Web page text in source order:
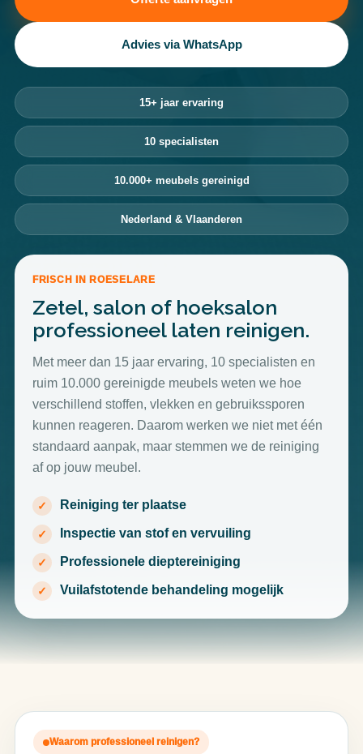
Advies via WhatsApp
15+ jaar ervaring
10 specialisten
10.000+ meubels gereinigd
Nederland & Vlaanderen
FRISCH IN ROESELARE
Zetel, salon of hoeksalon
professioneel laten reinigen.
Met meer dan 15 jaar ervaring, 10 specialisten en
ruim 10.000 gereinigde meubels weten we hoe
verschillend stoffen, vlekken en gebruikssporen
kunnen reageren. Daarom werken we niet met één
standaard aanpak, maar stemmen we de reiniging
af op jouw meubel.
Reiniging ter plaatse
Inspectie van stof en vervuiling
Professionele dieptereiniging
Vuilafstotende behandeling mogelijk
Waarom professioneel reinigen?